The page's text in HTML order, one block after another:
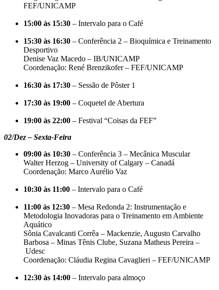
FEF/UNICAMP
15:00 às 15:30 – Intervalo para o Café
15:30 às 16:30 – Conferência 2 – Bioquímica e Treinamento
Desportivo
Denise Vaz Macedo – IB/UNICAMP
Coordenação: René Brenzikofer – FEF/UNICAMP
16:30 às 17:30 – Sessão de Pôster 1
17:30 às 19:00 – Coquetel de Abertura
19:00 às 22:00 – Festival “Coisas da FEF”
02/Dez – Sexta-Feira
09:00 às 10:30 – Conferência 3 – Mecânica Muscular
Walter Herzog – University of Calgary – Canadá
Coordenação: Marco Aurélio Vaz
10:30 às 11:00 – Intervalo para o Café
11:00 às 12:30 – Mesa Redonda 2: Instrumentação e
Metodologia Inovadoras para o Treinamento em Ambiente
Aquático
Sônia Cavalcanti Corrêa – Mackenzie, Augusto Carvalho
Barbosa – Minas Tênis Clube, Suzana Matheus Pereira –
Udesc
Coordenação: Cláudia Regina Cavaglieri – FEF/UNICAMP
12:30 às 14:00 – Intervalo para almoço